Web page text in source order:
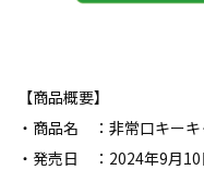
【商品概要】
・商品名 ：非常口キー
・発売日 ：2024年9月10